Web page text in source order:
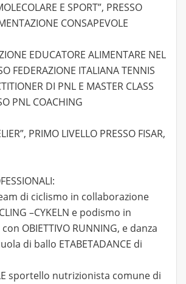
E SPORT”, PRESSO
CONSAPEVOLE
EDUCATORE ALIMENTARE NEL
FEDERAZIONE ITALIANA TENNIS
DI PNL E MASTER CLASS
PNL COACHING
PRIMO LIVELLO PRESSO FISAR,
di ciclismo in collaborazione
–CYKELN e podismo in
OBIETTIVO RUNNING, e danza
di ballo ETABETADANCE di
sportello nutrizionista comune di